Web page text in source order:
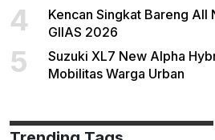
4
Kencan Singkat Bareng All
GIIAS 2026
5
Suzuki XL7 New Alpha
Mobilitas Warga Urban